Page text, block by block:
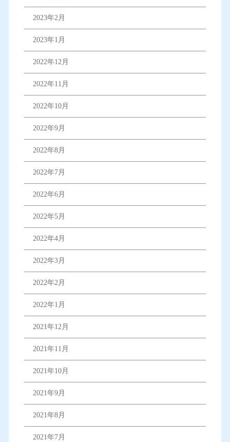
2023年2月
2023年1月
2022年12月
2022年11月
2022年10月
2022年9月
2022年8月
2022年7月
2022年6月
2022年5月
2022年4月
2022年3月
2022年2月
2022年1月
2021年12月
2021年11月
2021年10月
2021年9月
2021年8月
2021年7月